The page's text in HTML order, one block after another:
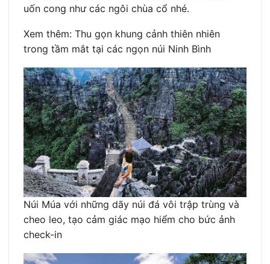
uốn cong như các ngôi chùa cổ nhé.
Xem thêm: Thu gọn khung cảnh thiên nhiên
trong tầm mắt tại các ngọn núi Ninh Bình
Núi Múa với những dãy núi đá vôi trập trùng và
cheo leo, tạo cảm giác mạo hiểm cho bức ảnh
check-in